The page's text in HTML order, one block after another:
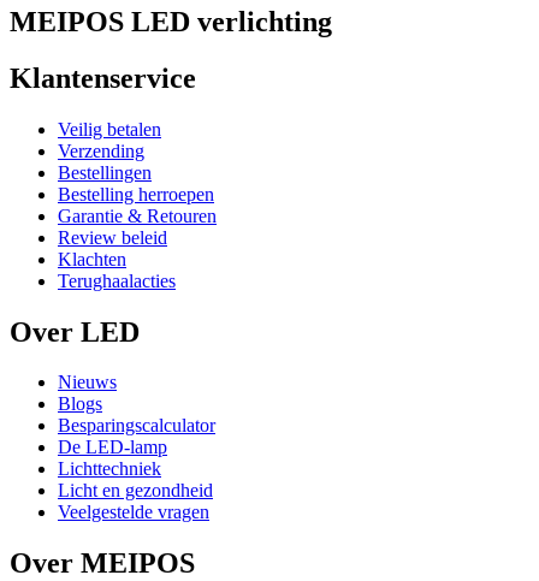
MEIPOS LED verlichting
Klantenservice
Veilig betalen
Verzending
Bestellingen
Bestelling herroepen
Garantie & Retouren
Review beleid
Klachten
Terughaalacties
Over LED
Nieuws
Blogs
Besparingscalculator
De LED-lamp
Lichttechniek
Licht en gezondheid
Veelgestelde vragen
Over MEIPOS